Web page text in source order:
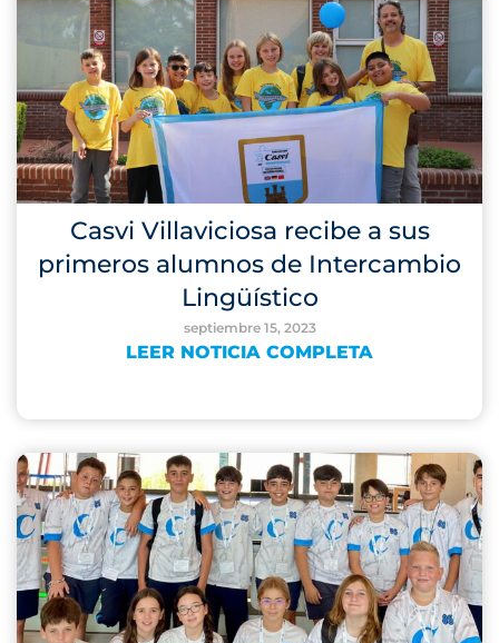
Casvi Villaviciosa recibe a sus
primeros alumnos de Intercambio
Lingüístico
septiembre 15, 2023
LEER NOTICIA COMPLETA